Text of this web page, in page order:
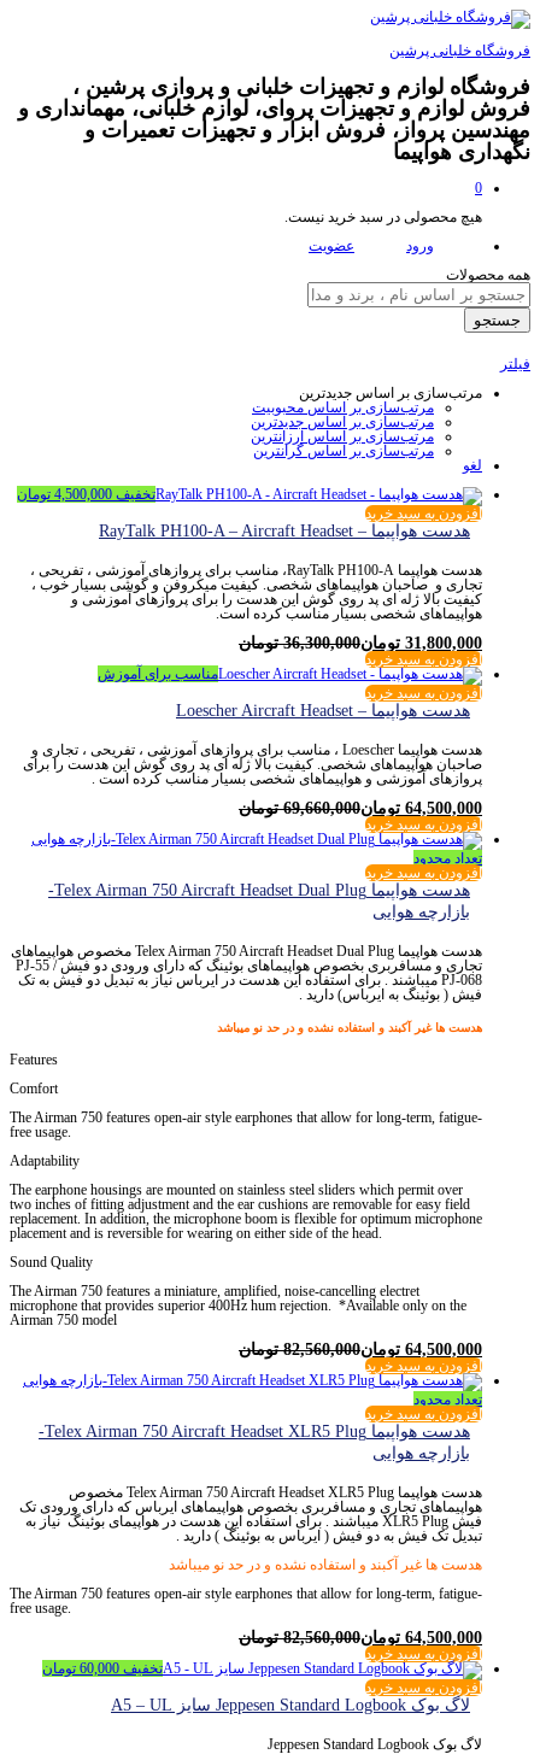
فروشگاه خلبانی پرشین
فروشگاه لوازم و تجهیزات خلبانی و پروازی پرشین ،
فروش لوازم و تجهیزات پروای، لوازم خلبانی، مهمانداری و
مهندسین پرواز، فروش ابزار و تجهیزات تعمیرات و
نگهداری هواپیما
0
هیچ محصولی در سبد خرید نیست.
ورود
عضویت
همه محصولات
جستجو
فیلتر
مرتب‌سازی بر اساس جدیدترین
مرتب‌سازی بر اساس محبوبیت
مرتب‌سازی بر اساس جدیدترین
مرتب‌سازی بر اساس ارزانترین
مرتب‌سازی بر اساس گرانترین
لغو
تخفیف 4,500,000 تومان
افزودن به سبد خرید
هدست هواپیما – RayTalk PH100-A – Aircraft Headset
هدست هواپیما RayTalk PH100-A، مناسب برای پروازهای آموزشی ، تفریحی ،
تجاری و صاحبان هواپیماهای شخصی. کیفیت میکروفن و گوشی بسیار خوب ،
کیفیت بالا ژله ای پد روی گوش این هدست را برای پروازهای آموزشی و
هواپیماهای شخصی بسیار مناسب کرده است.
31,800,000 تومان36,300,000 تومان
افزودن به سبد خرید
مناسب برای آموزش
افزودن به سبد خرید
هدست هواپیما – Loescher Aircraft Headset
هدست هواپیما Loescher ، مناسب برای پروازهای آموزشی ، تفریحی ، تجاری و
صاحبان هواپیماهای شخصی. کیفیت بالا ژله ای پد روی گوش این هدست را برای
پروازهای آموزشی و هواپیماهای شخصی بسیار مناسب کرده است .
64,500,000 تومان69,660,000 تومان
افزودن به سبد خرید
تعداد محدود
افزودن به سبد خرید
هدست هواپیما Telex Airman 750 Aircraft Headset Dual Plug-
بازارچه هوایی
هدست هواپیما Telex Airman 750 Aircraft Headset Dual Plug مخصوص هواپیماهای
تجاری و مسافربری بخصوص هواپیماهای بوئینگ که دارای ورودی دو فیش PJ-55 /
PJ-068 میباشند . برای استفاده این هدست در ایرباس نیاز به تبدیل دو فیش به تک
فیش ( بوئینگ به ایرباس) دارید .
هدست ها غیر آکبند و استفاده نشده و در حد نو میباشد
Features
Comfort
The Airman 750 features open-air style earphones that allow for long-term, fatigue-
free usage.
Adaptability
The earphone housings are mounted on stainless steel sliders which permit over
two inches of fitting adjustment and the ear cushions are removable for easy field
replacement. In addition, the microphone boom is flexible for optimum microphone
placement and is reversible for wearing on either side of the head.
Sound Quality
The Airman 750 features a miniature, amplified, noise-cancelling electret
microphone that provides superior 400Hz hum rejection. *Available only on the
Airman 750 model
64,500,000 تومان82,560,000 تومان
افزودن به سبد خرید
تعداد محدود
افزودن به سبد خرید
هدست هواپیما Telex Airman 750 Aircraft Headset XLR5 Plug-
بازارچه هوایی
هدست هواپیما Telex Airman 750 Aircraft Headset XLR5 Plug مخصوص
هواپیماهای تجاری و مسافربری بخصوص هواپیماهای ایرباس که دارای ورودی تک
فیش XLR5 Plug میباشند . برای استفاده این هدست در هواپیمای بوئینگ نیاز به
تبدیل تک فیش به دو فیش ( ایرباس به بوئینگ ) دارید .
هدست ها غیر آکبند و استفاده نشده و در حد نو میباشد
The Airman 750 features open-air style earphones that allow for long-term, fatigue-
free usage.
64,500,000 تومان82,560,000 تومان
افزودن به سبد خرید
تخفیف 60,000 تومان
افزودن به سبد خرید
لاگ بوک Jeppesen Standard Logbook سایز A5 – UL
لاگ بوک Jeppesen Standard Logbook